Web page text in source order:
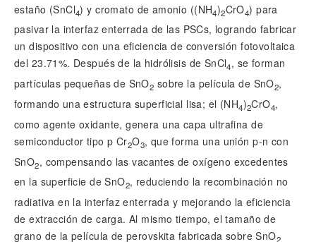
estaño (SnCl4) y cromato de amonio ((NH4)2CrO4) para
pasivar la interfaz enterrada de las PSCs, logrando fabricar
un dispositivo con una eficiencia de conversión fotovoltaica
del 23.71%. Después de la hidrólisis de SnCl4, se forman
partículas pequeñas de SnO2 sobre la película de SnO2,
formando una estructura superficial lisa; el (NH4)2CrO4,
como agente oxidante, genera una capa ultrafina de
semiconductor tipo p Cr2O3, que forma una unión p-n con
SnO2, compensando las vacantes de oxígeno excedentes
en la superficie de SnO2, reduciendo la recombinación no
radiativa en la interfaz enterrada y mejorando la eficiencia
de extracción de carga. Al mismo tiempo, el tamaño de
grano de la película de perovskita fabricada sobre SnO2